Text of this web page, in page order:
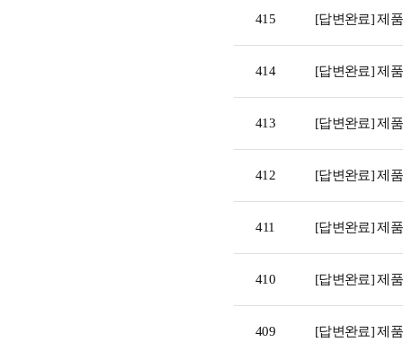
415 [답변완료] 제
414 [답변완료] 제
413 [답변완료] 제
412 [답변완료] 제
411 [답변완료] 제
410 [답변완료] 제
409 [답변완료] 제